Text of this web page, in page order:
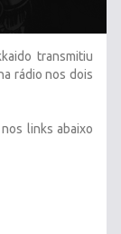
transmitiu
rádio nos dois
links abaixo